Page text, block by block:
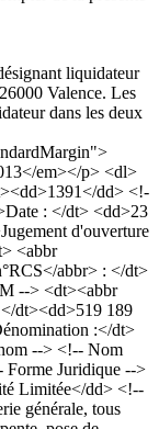
liquidateur
Valence. Les
dans les deux
em></p> <dl>
dd> <!-
: </dt> <dd>23
d'ouverture
<abbr
abbr> : </dt>
--> <dt><abbr
dt><dd>519 189
:</dt>
--> <!-- Nom
Forme Juridique -->
Limitée</dd> <!--
générale, tous